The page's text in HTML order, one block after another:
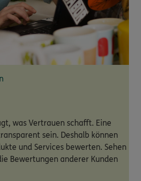
was Vertrauen schafft. Eine
sein. Deshalb können
und Services bewerten. Sehen
Bewertungen anderer Kunden